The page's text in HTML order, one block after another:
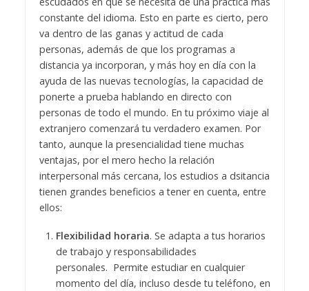
constante del idioma. Esto en parte es cierto, pero
va dentro de las ganas y actitud de cada
personas, además de que los programas a
distancia ya incorporan, y más hoy en día con la
ayuda de las nuevas tecnologías, la capacidad de
ponerte a prueba hablando en directo con
personas de todo el mundo. En tu próximo viaje al
extranjero comenzará tu verdadero examen. Por
tanto, aunque la presencialidad tiene muchas
ventajas, por el mero hecho la relación
interpersonal más cercana, los estudios a dsitancia
tienen grandes beneficios a tener en cuenta, entre
ellos:
Flexibilidad horaria. Se adapta a tus horarios
de trabajo y responsabilidades
personales. Permite estudiar en cualquier
momento del día, incluso desde tu teléfono, en